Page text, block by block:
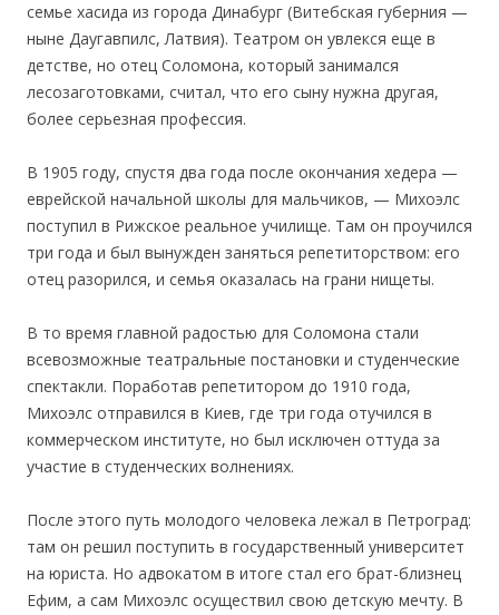
семье хасида из города Динабург (Витебская губерния —
ныне Даугавпилс, Латвия). Театром он увлекся еще в
детстве, но отец Соломона, который занимался
лесозаготовками, считал, что его сыну нужна другая,
более серьезная профессия.
В 1905 году, спустя два года после окончания хедера —
еврейской начальной школы для мальчиков, — Михоэлс
поступил в Рижское реальное училище. Там он проучился
три года и был вынужден заняться репетиторством: его
отец разорился, и семья оказалась на грани нищеты.
В то время главной радостью для Соломона стали
всевозможные театральные постановки и студенческие
спектакли. Поработав репетитором до 1910 года,
Михоэлс отправился в Киев, где три года отучился в
коммерческом институте, но был исключен оттуда за
участие в студенческих волнениях.
После этого путь молодого человека лежал в Петроград:
там он решил поступить в государственный университет
на юриста. Но адвокатом в итоге стал его брат-близнец
Ефим, а сам Михоэлс осуществил свою детскую мечту. В